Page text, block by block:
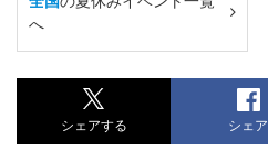
へ
シェアする シェア